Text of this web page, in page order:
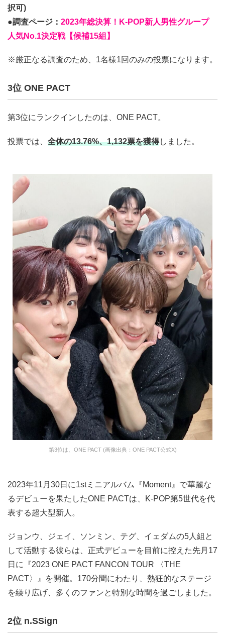
択可)
●調査ページ： 2023年総決算！K-POP新人男性グループ
人気No.1決定戦【候補15組】
※厳正なる調査のため、1名様1回のみの投票になります。
3位 ONE PACT
第3位にランクインしたのは、ONE PACT。
投票では、 全体の13.76%、1,132票を獲得しました。
第3位は、ONE PACT (画像出典：ONE PACT公式X)
2023年11月30日に1stミニアルバム『Moment』で華麗な
るデビューを果たしたONE PACTは、K-POP第5世代を代
表する超大型新人。
ジョンウ、ジェイ、ソンミン、テグ、イェダムの5人組と
して活動する彼らは、正式デビューを目前に控えた先月17
日に『2023 ONE PACT FANCON TOUR 〈THE
PACT〉』を開催。170分間にわたり、熱狂的なステージ
を繰り広げ、多くのファンと特別な時間を過ごしました。
2位 n.SSign